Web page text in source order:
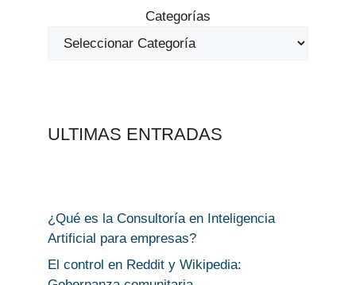
Categorías
ULTIMAS ENTRADAS
¿Qué es la Consultoría en Inteligencia
Artificial para empresas?
El control en Reddit y Wikipedia: